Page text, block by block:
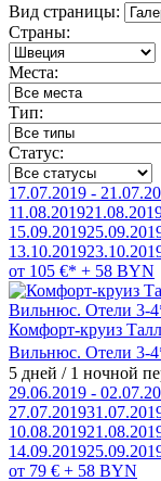
Вид страницы:
Страны:
Места:
Тип:
Статус:
17.07.2019 -
11.08.2019
15.09.2019
13.10.2019
от 105 €* + 58 BYN
Комфорт-круиз
Вильнюс. Отели 3-
5 дней / 1 ночной
29.06.2019 -
27.07.2019
10.08.2019
14.09.2019
от 79 € + 58 BYN